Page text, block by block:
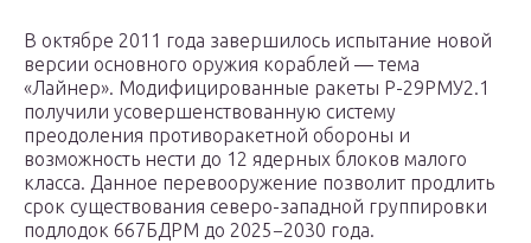
В октябре 2011 года завершилось испытание новой
версии основного оружия кораблей — тема
«Лайнер». Модифицированные ракеты Р-29РМУ2.1
получили усовершенствованную систему
преодоления противоракетной обороны и
возможность нести до 12 ядерных блоков малого
класса. Данное перевооружение позволит продлить
срок существования северо-западной группировки
подлодок 667БДРМ до 2025−2030 года.